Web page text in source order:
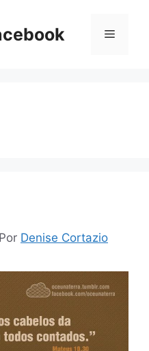
Menu
Por Denise Cortazio